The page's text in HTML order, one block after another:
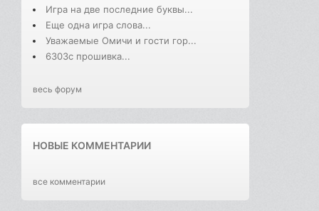
Игра на две последние буквы...
Еще одна игра слова...
Уважаемые Омичи и гости гор...
6303с прошивка...
весь форум
НОВЫЕ КОММЕНТАРИИ
все комментарии